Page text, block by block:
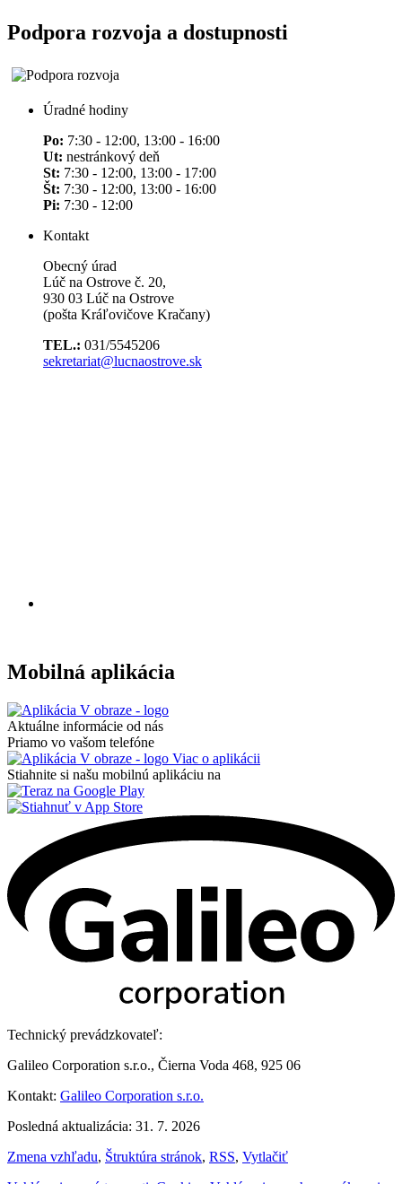
Podpora rozvoja a dostupnosti
Úradné hodiny
Po: 7:30 - 12:00, 13:00 - 16:00
Ut: nestránkový deň
St: 7:30 - 12:00, 13:00 - 17:00
Št: 7:30 - 12:00, 13:00 - 16:00
Pi: 7:30 - 12:00
Kontakt
Obecný úrad
Lúč na Ostrove č. 20,
930 03 Lúč na Ostrove
(pošta Kráľovičove Kračany)
TEL.: 031/5545206
sekretariat@lucnaostrove.sk
Mobilná aplikácia
Aktuálne informácie od nás
Priamo vo vašom telefóne
Viac o aplikácii
Stiahnite si našu mobilnú aplikáciu na
Technický prevádzkovateľ:
Galileo Corporation s.r.o., Čierna Voda 468, 925 06
Kontakt: Galileo Corporation s.r.o.
Posledná aktualizácia: 31. 7. 2026
Zmena vzhľadu, Štruktúra stránok, RSS, Vytlačiť